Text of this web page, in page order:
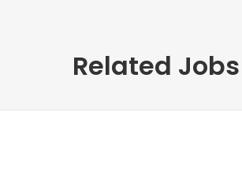
Related Jobs